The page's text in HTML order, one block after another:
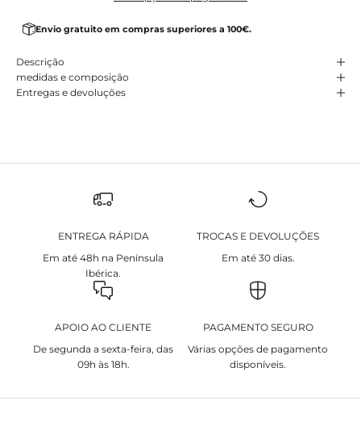
Envio gratuito em compras superiores a 100€.
Descrição
medidas e composição
Entregas e devoluções
ENTREGA RÁPIDA
Em até 48h na Península
Ibérica.
TROCAS E DEVOLUÇÕES
Em até 30 dias.
APOIO AO CLIENTE
De segunda a sexta-feira, das
09h às 18h.
PAGAMENTO SEGURO
Várias opções de pagamento
disponíveis.